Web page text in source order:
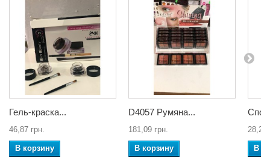
Гель-краска...
46,87 грн.
В корзину
D4057 Румяна...
181,09 грн.
В корзину
28,21
В